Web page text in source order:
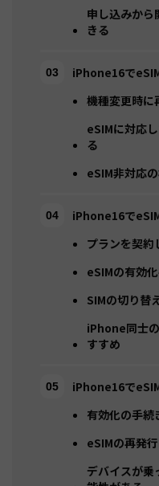
申し込みから
きる
iPhone16で
機種変更時に
eSIMに対応
る
eSIM非対応
iPhone16で
プランを契約
eSIMの有効
SIMの切り替
iPhone同士
すすめ
iPhone16で
有効化の手
eSIMの再発
デバイスが乗